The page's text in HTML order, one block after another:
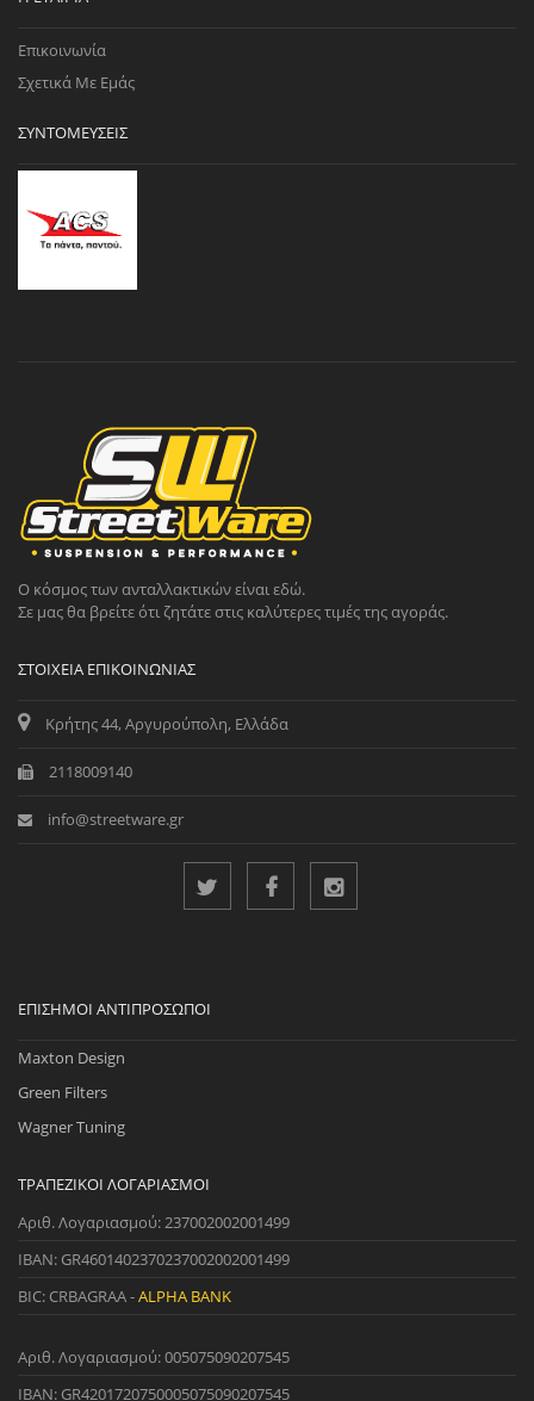
Επικοινωνία
Σχετικά Με Εμάς
ΣΥΝΤΟΜΕΎΣΕΙΣ
Ο κόσμος των ανταλλακτικών είναι εδώ.
Σε μας θα βρείτε ότι ζητάτε στις καλύτερες τιμές της αγοράς.
ΣΤΟΙΧΕΊΑ ΕΠΙΚΟΙΝΩΝΊΑΣ
Κρήτης 44, Αργυρούπολη, Ελλάδα
2118009140
info@streetware.gr
ΕΠΊΣΗΜΟΙ ΑΝΤΙΠΡΌΣΩΠΟΙ
Maxton Design
Green Filters
Wagner Tuning
ΤΡΑΠΕΖΙΚΟΊ ΛΟΓΑΡΙΑΣΜΟΊ
Αριθ. Λογαριασμού: 237002002001499
IBAN: GR4601402370237002002001499
BIC: CRBAGRAA -ALPHA BANK
Αριθ. Λογαριασμού: 005075090207545
IBAN: GR4201720750005075090207545